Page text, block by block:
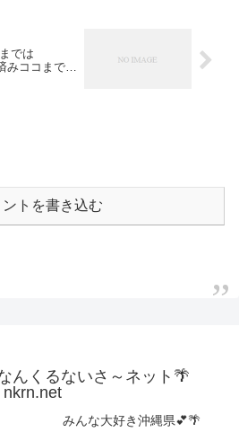
では
みココまで…
ントを書き込む
んくるないさ～ネット🌴
nkrn.net
みんな大好き沖縄県💕🌴